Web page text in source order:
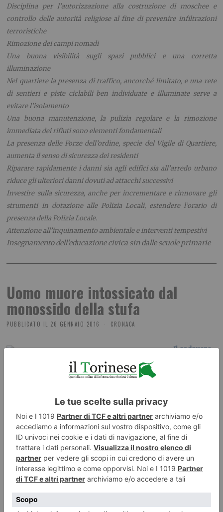
Disciplina per l’autorizzazione alla costruzione di moschee e
controllo delle autorità religiose al fine di prevenire infiltrazioni
terroristiche
Rimozione dei campi nomadi
Una buona visibilità sugli spazi pubblici e una corretta
illuminazione
Nel quartiere la presenza di traffico, ancorché limitato, e una rete
di sentieri e piste ciclabili ben individuate e illuminate serve a
evitare l’isolamento
Una buona manutenzione, la pulizia regolare e la rimozione
immediata dei rifiuti sono elementi fondamentali
La presenza delle Forze dell’ordine, specie del Vigile di Quartiere,
aumenta il senso di sicurezza dei residenti
Riparare rapidamente i danni sia agli edifici sia all’arredo urbano
riduce gli ulteriori danni dovuti ad attacchi successivi
Investire sulla sicurezza, anche per incrementare e rinnovare gli
strumenti in dotazione alle Polizia Locali, estendere l’orario di
presenza della Polizia Locale.
Attenzione all’inquinamento ambientale e interventi tempestivi
Insegnamento dell’educazione civica sin dalle scuole primarie
Uomo muore intossicato dal
monossido della stufa
PUBBLICATO IL 26 GENNAIO 2016 CRONACA
Il cadavere
E’ stata disposta l’autopsia sul corpo di un cittadino romeno
di 43 anni, Nicolae Chirivan, che è morto a Giaveno,
intossicato per il monossido di carbonio emesso dalla stufa
di casa. Il cadavere è stato trovato da un amico, entrato in
casa sfondando una finestra dopo essere stato avvisato
dall’ex moglie, che da ore non riusciva a contattarlo. I
carabinieri sono intervenuti sul posto con i vigili del fuoco.